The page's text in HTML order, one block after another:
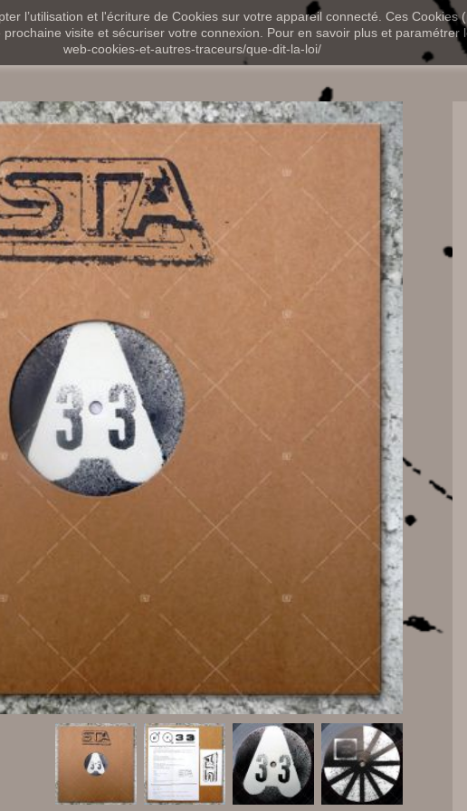
l’utilisation et l'écriture de Cookies sur votre appareil connecté. Ces
visite et sécuriser votre connexion. Pour en savoir plus et paramétrer
web-cookies-et-autres-traceurs/que-dit-la-loi/